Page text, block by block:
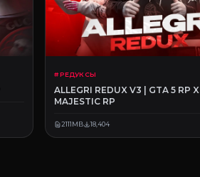
# РЕДУКСЫ
ALLEGRI REDUX V3 | GTA 5 RP X
MAJESTIC RP
2111MB 18,404